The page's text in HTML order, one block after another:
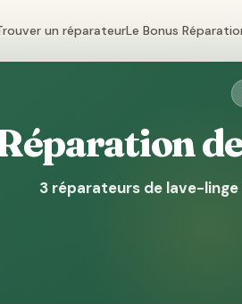
un réparateurLe Bonus
3 réparateurs de lave-linge